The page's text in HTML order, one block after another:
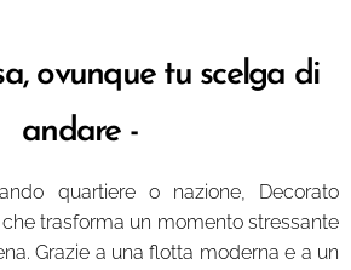
ovunque tu scelga di
andare -
quartiere o nazione, Decorato
trasforma un momento stressante
Grazie a una flotta moderna e a un